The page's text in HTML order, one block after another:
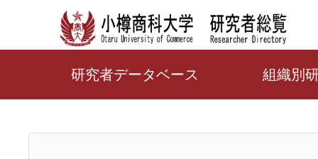
研究者データベース 組織別